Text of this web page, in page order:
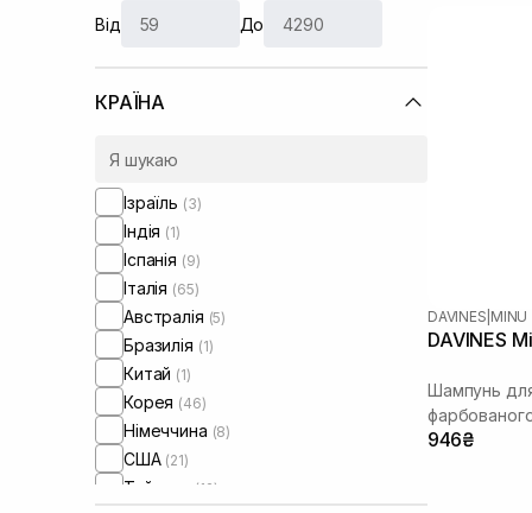
Mediceuticals (7)
Mks-Eco
Moremo
Neqi(5)
Olaplex (4)
Oliere Paris
(5)
Orising (15)
Perolite
Rated Green
Round Lab
Tokio Inkarami
Unove (1)
WhoCares(9)
Від До
КРАЇНА
Ізраїль (3)
Індія (1)
Іспанія (9)
Італія (65)
Австралія (5)
Бразилія (1)
Китай (1)
Корея (46)
Німеччина (8)
США (21)
Тайвань (12)
DAVINES MINU
DAVINES
Шампунь
946₴